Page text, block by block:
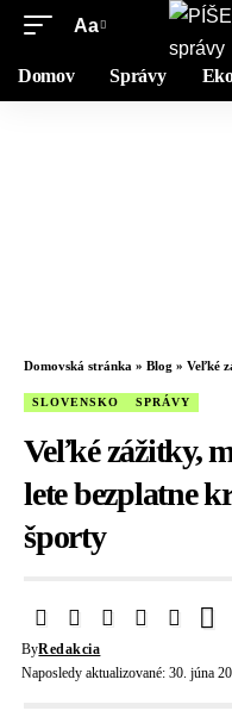
Aa
Domov Správy
Domovská stránka » Blog » Veľké
SLOVENSKO SPRÁVY
Veľké zážitky,
lete bezplatne
športy
Naposledy aktualizované: 30. júna
ByRedakcia